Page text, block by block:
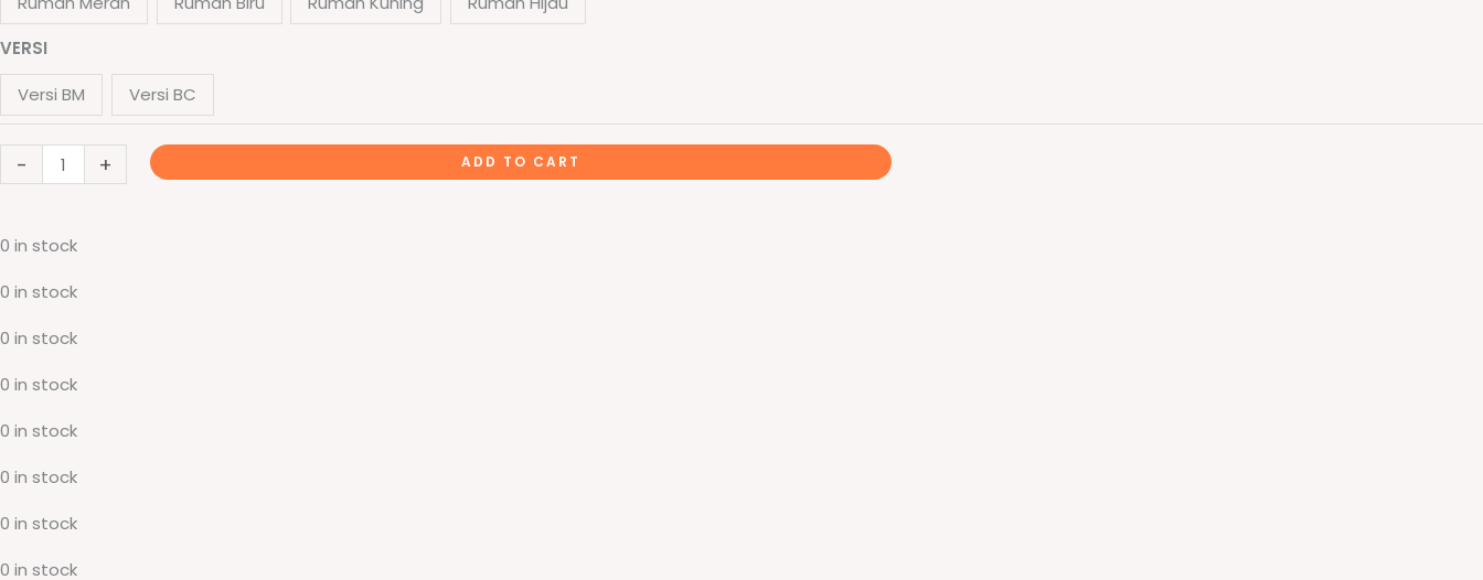
VERSI
Versi BM
Versi BC
-
Rumah
Sukan
-
标
示
quantity
+ ADD TO CART
0 in stock
0 in stock
0 in stock
0 in stock
0 in stock
0 in stock
0 in stock
0 in stock